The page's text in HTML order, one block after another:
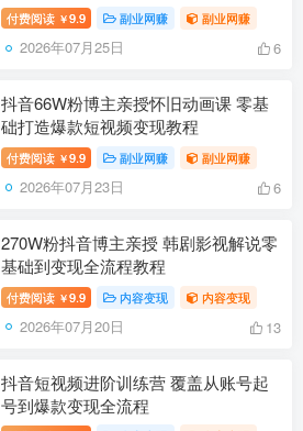
付费阅读 ￥9.9 副业网赚 副业网赚
2026年07月25日 6
抖音66W粉博主亲授怀旧动画课 零基
础打造爆款短视频变现教程
付费阅读 ￥9.9 副业网赚 副业网赚
2026年07月23日 6
270W粉抖音博主亲授 韩剧影视解说零
基础到变现全流程教程
付费阅读 ￥9.9 内容变现 内容变现
2026年07月20日 13
抖音短视频进阶训练营 覆盖从账号起
号到爆款变现全流程